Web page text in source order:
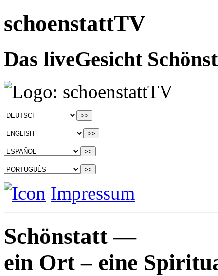
schoenstattTV
Das liveGesicht
Impressum
Schönstatt —
ein Ort – eine